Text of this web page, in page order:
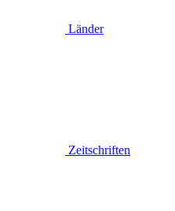
Länder
Zeitschriften